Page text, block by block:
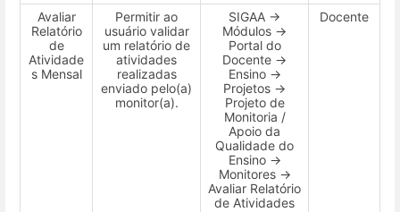
Avaliar
Relatório
de
Atividade
s Mensal
Permitir ao
usuário validar
um relatório de
atividades
realizadas
enviado pelo(a)
monitor(a).
SIGAA →
Módulos →
Portal do
Docente →
Ensino →
Projetos →
Projeto de
Monitoria /
Apoio da
Qualidade do
Ensino →
Monitores →
Avaliar Relatório
de Atividades
Docente